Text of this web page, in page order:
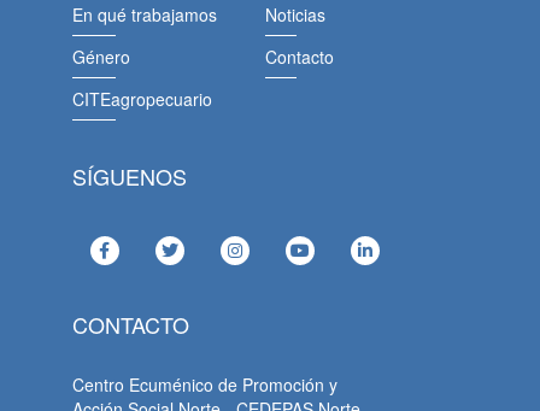
En qué trabajamos
Género
CITEagropecuario
Noticias
Contacto
SÍGUENOS
CONTACTO
Centro Ecuménico de Promoción y